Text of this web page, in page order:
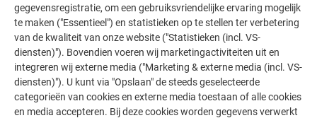
ERVOOR ERNA
MEER WEERGEVEN
gegevensregistratie, om een gebruiksvriendelijke ervaring mogelijk
te maken ("Essentieel") en statistieken op te stellen ter verbetering
van de kwaliteit van onze website ("Statistieken (incl. VS-
diensten)"). Bovendien voeren wij marketingactiviteiten uit en
integreren wij externe media ("Marketing & externe media (incl. VS-
diensten)"). U kunt via "Opslaan" de steeds geselecteerde
categorieën van cookies en externe media toestaan of alle cookies
en media accepteren. Bij deze cookies worden gegevens verwerkt